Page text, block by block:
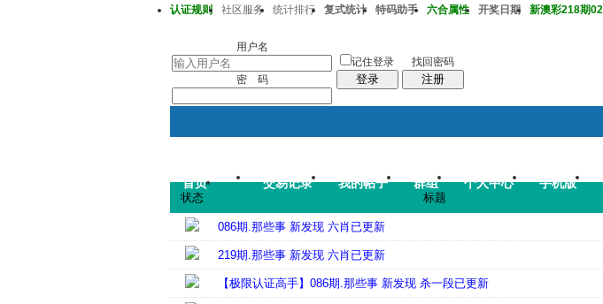
认证规则 社区服务 统计排行 复式统计 特码助手 六合属性 开奖日期 新澳彩218期
用户名
密 码
记住登录
登录
找回密码
注册
首页 交易记录 我的帖子 群组 个人中心 手机版
帖子
码皇总管
说：2026年7月底即将 开
状态 标题
086期.那些事 新发现 六肖已更新
219期.那些事 新发现 六肖已更新
【极限认证高手】086期.那些事 新发现 杀一段已更新